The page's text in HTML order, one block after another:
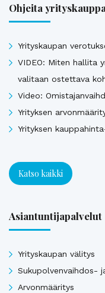
Ohjeita
Yrityskaupan
VIDEO: Miten hallita
valitaan ostettava
Video:
Yrityksen
Yrityksen
Katso kaikki
Asiantuntijapalvelut
Yrityskaupan välitys
Sukupolvenvaihdos-
Arvonmääritys